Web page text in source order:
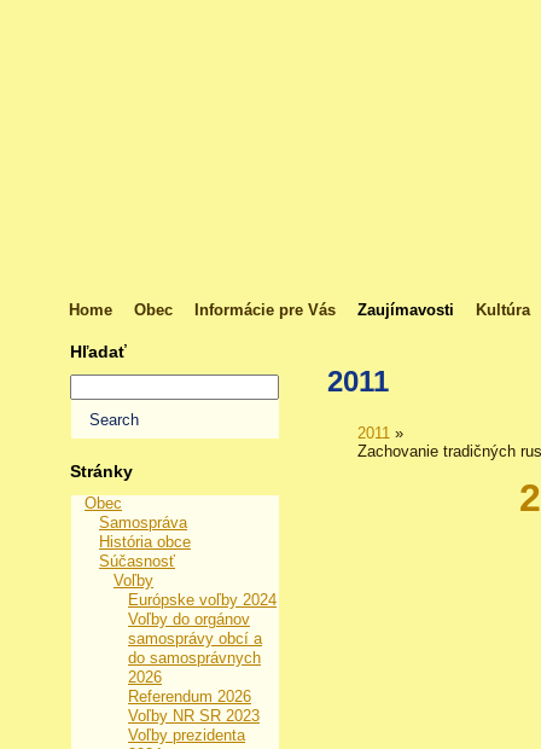
Home Obec Informácie pre Vás Zaujímavosti Kultúra
Hľadať
Stránky
Obec
Samospráva
História obce
Súčasnosť
Voľby
Európske voľby 2024
Voľby do orgánov
samosprávy obcí a
do samosprávnych
2026
Referendum 2026
Voľby NR SR 2023
Voľby prezidenta
2011
2011 »
Zachovanie tradičných